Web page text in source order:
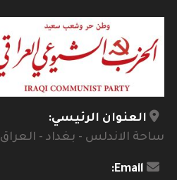
العنوان الرئيسي:
ساحة الاندلس - بغداد - العراق
Email: